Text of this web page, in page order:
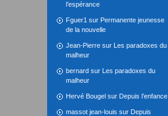
l’espérance
Fguer1 sur Permanente jeunesse
de la nouvelle
Jean-Pierre sur Les paradoxes du
malheur
bernard sur Les paradoxes du
malheur
Hervé Bougel sur Depuis l’enfance
massot jean-louis sur Depuis